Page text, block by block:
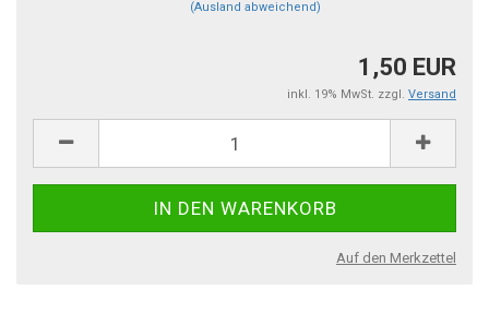
(Ausland abweichend)
1,50 EUR
inkl. 19% MwSt. zzgl. Versand
Auf den Merkzettel